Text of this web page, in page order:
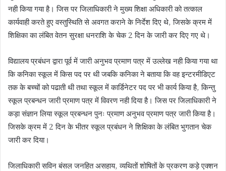
नही किया गया है। जिस पर जिलाधिकारी ने मुख्य शिक्षा अधिकारी को तत्काल
कार्यवाही करते हुए वस्तुस्थिति से अवगत कराने के निर्देश दिए थे, जिसके क्रम में
शिक्षिका का लंबित वेतन सुरक्षा धनराशि के चेक 2 दिन के जारी कर दिए गए थे।
विद्यालय प्रबंधन द्वारा पूर्व में जारी अनुभव प्रमाण पत्र में उल्लेख नही किया गया था
कि कनिका स्कूल में किस पद पर थी जबकि कनिका ने बताया कि वह इन्टरमीडिएट
तक के बच्चों को पढाती थी तथा स्कूल में कार्डिनेटर पद पर भी कार्य किया है, किन्तु
स्कूल प्रबन्धन जारी प्रमाण पत्र में विवरण नही दिया है। जिस पर जिलाधिकारी ने
कड़ा संज्ञान लिया स्कूल प्रबन्धन पुनः प्रमाण अनुभव प्रमाण पत्र जारी किया है।
जिसके क्रम में 2 दिन के भीतर स्कूल प्रबंधन ने शिक्षिका के लंबित भुगतान चेक
जारी कर दिया।
जिलाधिकारी सविन बंसल जनहित असहाय, व्यथितों शोषितों के प्रकरण कड़े एक्शन